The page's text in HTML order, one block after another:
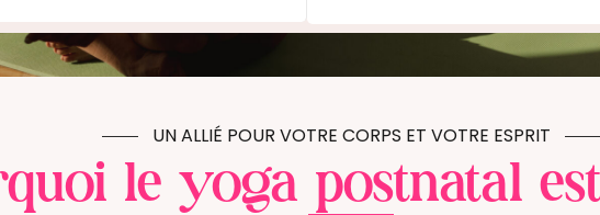
UN ALLIÉ POUR VOTRE CORPS ET VOTRE ESPRIT
le yoga postnatal